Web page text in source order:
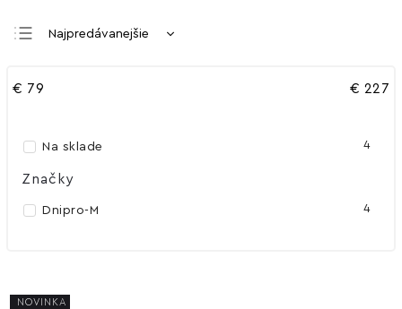
Najpredávanejšie
€ 79 € 227
Na sklade 4
Značky
Dnipro-M 4
NOVINKA